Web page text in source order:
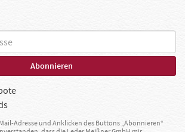
Adresse und Anklicken des Buttons „Abonnieren“